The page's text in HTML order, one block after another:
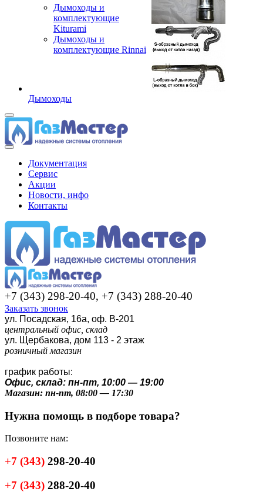
Дымоходы и
комплектующие
Kiturami
Дымоходы и
комплектующие Rinnai
Дымоходы
Документация
Сервис
Акции
Новости, инфо
Контакты
+7 (343) 298-20-40, +7 (343) 288-20-40
Заказать звонок
ул. Посадская, 16а, оф. В-201
центральный офис, склад
ул. Щербакова, дом 113 - 2 этаж
розничный магазин
график работы:
Офис, склад: пн-пт, 10:00 — 19:00
Магазин: пн-пт, 08:00 — 17:30
Нужна помощь в подборе товара?
Позвоните нам:
+7 (343) 298-20-40
+7 (343) 288-20-40